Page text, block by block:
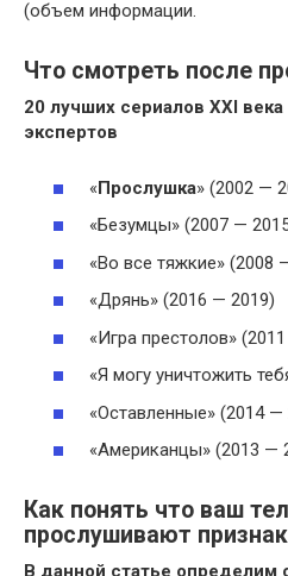
(объем информации.
Что смотреть после
20 лучших сериалов XXI
экспертов
«Прослушка» (2002 —
«Безумцы» (2007 —
«Во все тяжкие» (2008
«Дрянь» (2016 — 2019)
«Игра престолов»
«Я могу уничтожить
«Оставленные» (2014 —
«Американцы» (2013 —
Как понять что ваш
прослушивают
В данной статье